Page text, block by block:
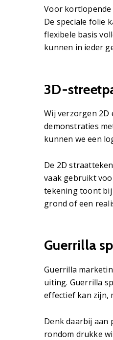
Voor kortlopende
De speciale folie
flexibele basis
kunnen in ieder
3D-
Wij verzorgen
demonstraties
kunnen we een
De 2D
vaak gebruikt
tekening toont bij
grond of een
Guerrilla
Guerrilla
uiting. Guerrilla
effectief kan zijn,
Denk daarbij aan
rondom drukke